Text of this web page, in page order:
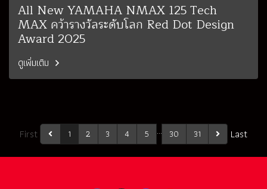
All New YAMAHA NMAX 125 Tech
MAX คว้ารางวัลระดับโลก Red Dot Design
Award 2025
ดูเพิ่มเติม
First 1 2 3 4 5 … 30 31 Last